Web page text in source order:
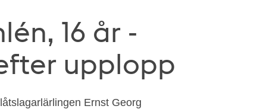
16 år -
upplopp
Ernst Georg